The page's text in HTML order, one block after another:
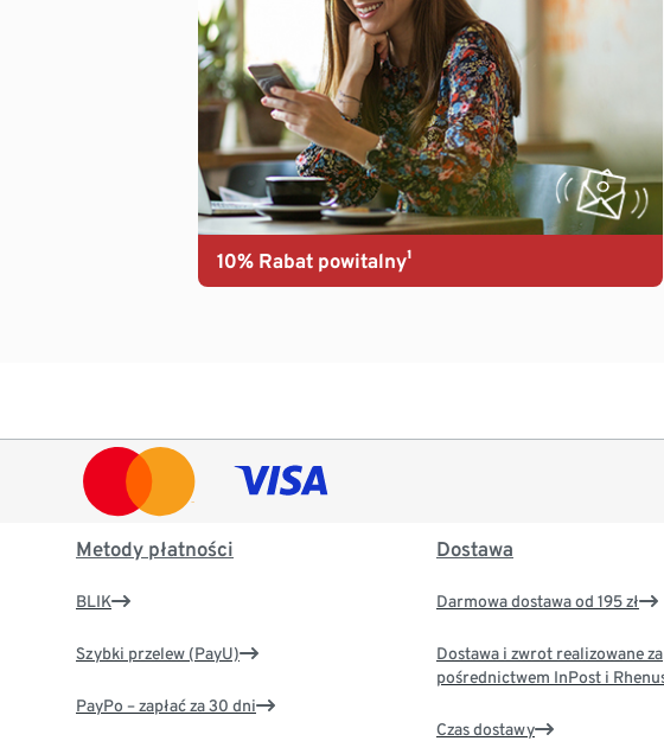
10% Rabat powitalny¹
Metody płatności
BLIK
Szybki przelew (PayU)
PayPo – zapłać za 30 dni
Dostawa
Darmowa dostawa od 195 zł
Dostawa i zwrot realizowane za
pośrednictwem InPost i
Czas dostawy